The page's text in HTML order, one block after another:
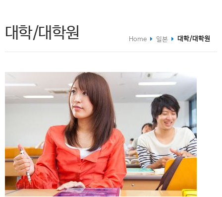
대학/대학원 Home 일본 대학/대학원